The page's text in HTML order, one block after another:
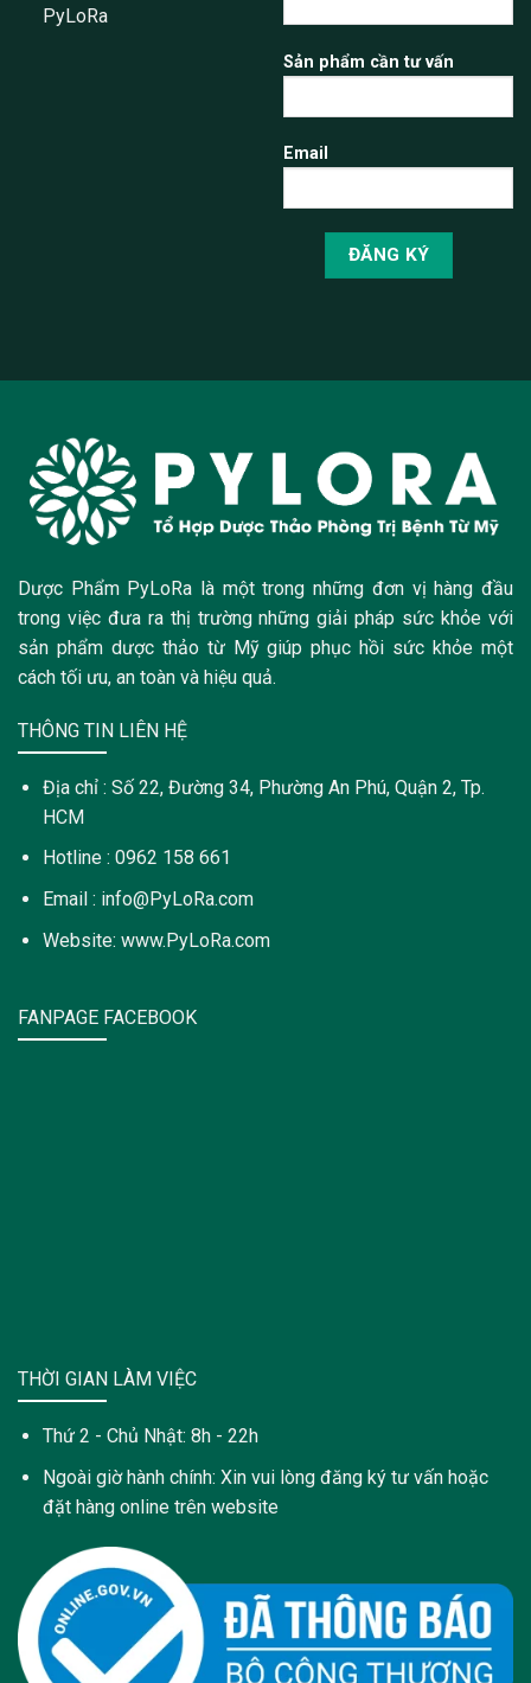
PyLoRa
Sản phẩm cần tư vấn
Email
Dược Phẩm PyLoRa là một trong những đơn vị hàng đầu
trong việc đưa ra thị trường những giải pháp sức khỏe với
sản phẩm dược thảo từ Mỹ giúp phục hồi sức khỏe một
cách tối ưu, an toàn và hiệu quả.
THÔNG TIN LIÊN HỆ
Địa chỉ : Số 22, Đường 34, Phường An Phú, Quận 2, Tp.
HCM
Hotline : 0962 158 661
Email : info@PyLoRa.com
Website: www.PyLoRa.com
FANPAGE FACEBOOK
THỜI GIAN LÀM VIỆC
Thứ 2 - Chủ Nhật: 8h - 22h
Ngoài giờ hành chính: Xin vui lòng đăng ký tư vấn hoặc
đặt hàng online trên website